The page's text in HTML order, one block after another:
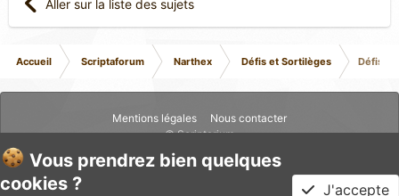
Aller sur la liste des sujets
Accueil Scriptaforum Narthex Défis et Sortilèges Défis et
Mentions légales
Nous contacter
© Scriptarium
Vous prendrez bien quelques
cookies ?
J'accepte